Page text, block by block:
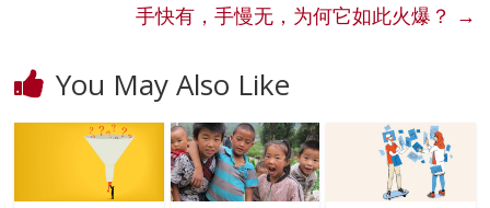
手快有，手慢无，为何它如此火爆？ →
You May Also Like